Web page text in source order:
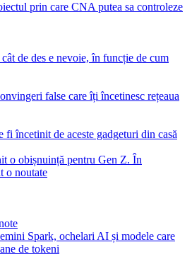
prin care CNA putea sa controleze
de des e nevoie, în funcție de cum
false care îți încetinesc rețeaua
fi încetinit de aceste gadgeturi din casă
o obișnuință pentru Gen Z. În
o noutate
Spark, ochelari AI și modele care
de tokeni